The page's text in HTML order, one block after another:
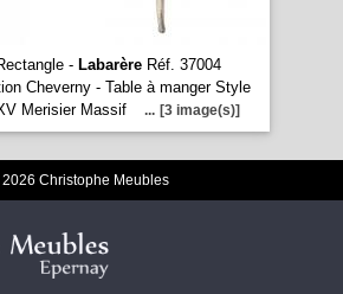
- LabarèreRéf. 37004
Cheverny - Table à manger Style
Merisier Massif
... [3 image(s)]
Christophe Meubles